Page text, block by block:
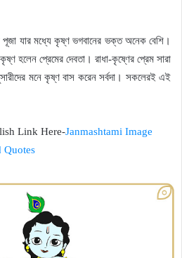
পূজা যার মধ্যে কৃষ্ণ ভগবানের ভক্ত অনেক বেশি।
হলেন প্রেমের দেবতা। রাধা-কৃষ্ণের প্রেম সারা
মনে কৃষ্ণ বাস করেন সর্বদা। সকলেরই এই
Link Here-Janmashtami Image
Quotes